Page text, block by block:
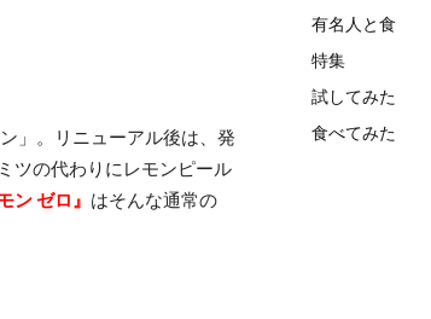
」。リニューアル後は、発
ツの代わりにレモンピール
ン ゼロ』 はそんな通常の
有名人と食
特集
試してみた
食べてみた